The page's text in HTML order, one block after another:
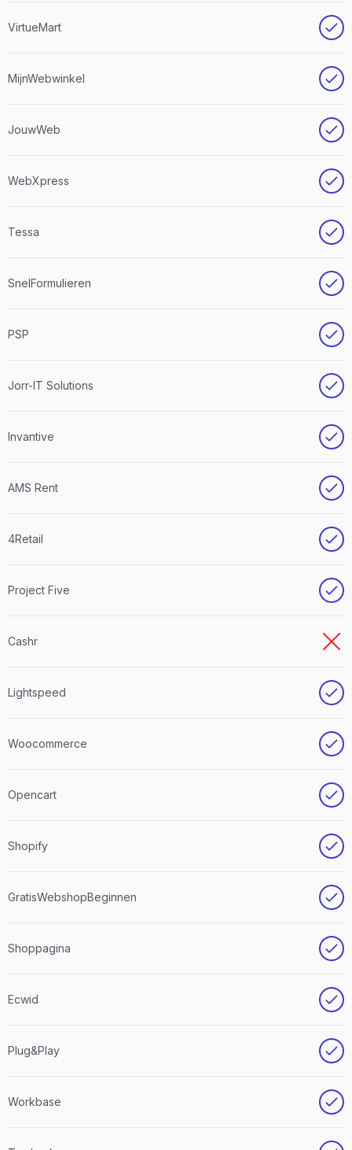
VirtueMart
MijnWebwinkel
JouwWeb
WebXpress
Tessa
SnelFormulieren
PSP
Jorr-IT Solutions
Invantive
AMS Rent
4Retail
Project Five
Cashr
Lightspeed
Woocommerce
Opencart
Shopify
GratisWebshopBeginnen
Shoppagina
Ecwid
Plug&Play
Workbase